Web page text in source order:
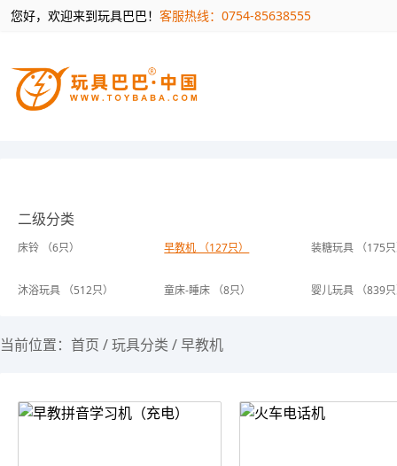
您好，欢迎来到玩具巴巴！ 客服热线：0754-85638555
二级分类
床铃 （6只） 早教机 （127只） 装糖玩具 （175
沐浴玩具 （512只） 童床-睡床 （8只） 婴儿玩具 （839
当前位置： 首页 /玩具分类 /早教机